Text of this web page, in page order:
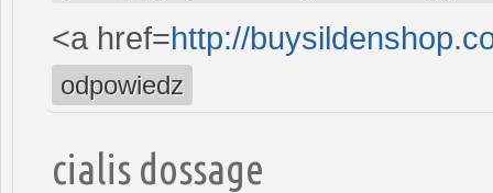
<a href=http://
odpowiedz
cialis dossage